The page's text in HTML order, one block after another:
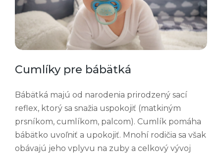
Cumlíky pre bábätká
Bábätká majú od narodenia prirodzený sací
reflex, ktorý sa snažia uspokojiť (matkiným
prsníkom, cumlíkom, palcom). Cumlík pomáha
bábätko uvoľniť a upokojiť. Mnohí rodičia sa však
obávajú jeho vplyvu na zuby a celkový vývoj